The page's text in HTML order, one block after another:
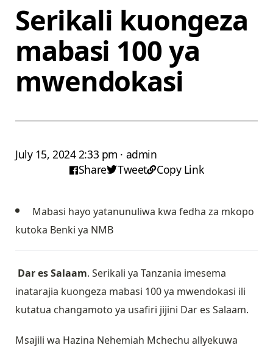
Serikali kuongeza
mabasi 100 ya
mwendokasi
July 15, 2024 2:33 pm · admin
Share
Tweet Copy Link
Mabasi hayo yatanunuliwa kwa fedha za mkopo
kutoka Benki ya NMB
Dar es Salaam. Serikali ya Tanzania imesema
inatarajia kuongeza mabasi 100 ya mwendokasi ili
kutatua changamoto ya usafiri jijini Dar es Salaam.
Msajili wa Hazina Nehemiah Mchechu allyekuwa